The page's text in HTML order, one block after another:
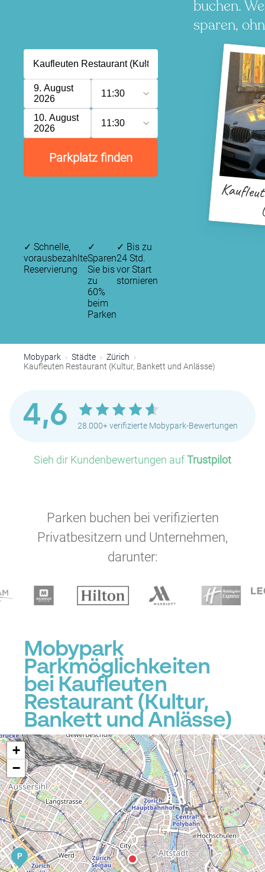
buchen.
sparen,
9. August
2026
11:30
10. August
2026
11:30
Parkplatz finden
✓ Schnelle,
vorausbezahlte
Reservierung
✓
Sparen
Sie bis
zu
60%
beim
Parken
✓ Bis zu
24 Std.
vor Start
stornieren
Mobypark Städte
Zürich
Kaufleuten Restaurant (Kultur, Bankett und Anlässe)
4,6 28.000+ verifizierte Mobypark-Bewertungen
Sieh dir Kundenbewertungen aufTrustpilot
Parken buchen bei verifizierten
Privatbesitzern und Unternehmen,
darunter:
Mobypark
Parkmöglichkeiten
bei Kaufleuten
Restaurant (Kultur,
Bankett und Anlässe)
P
+
−